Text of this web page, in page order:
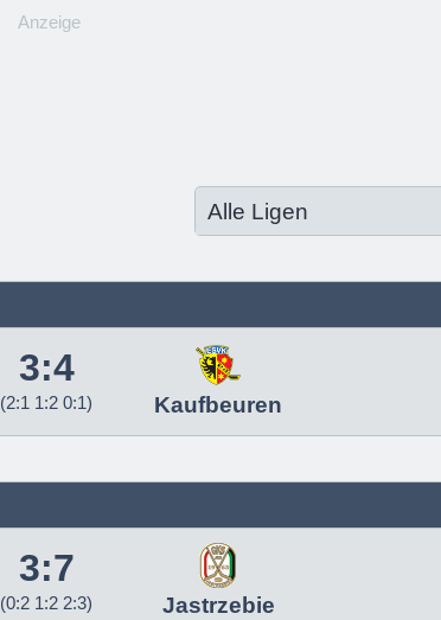
Anzeige
3:4
(2:1 1:2 0:1) Kaufbeuren
3:7
(0:2 1:2 2:3) Jastrzebie